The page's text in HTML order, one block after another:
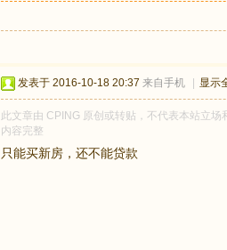
发表于 2016-10-18 20:37 来自手机 显示
此文章由 CPING 原创或转贴，不代表本站立
内容完整
只能买新房，还不能贷款